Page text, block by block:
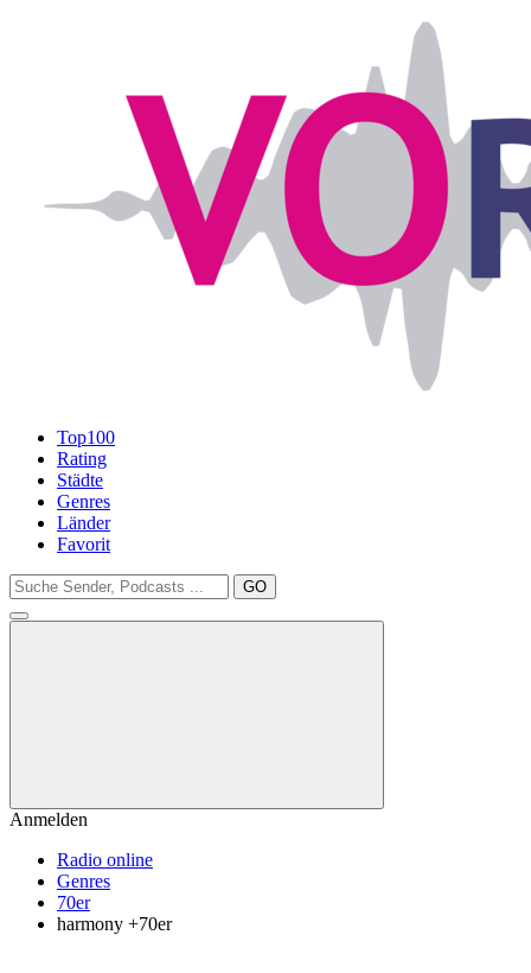
Top100
Rating
Städte
Genres
Länder
Favorit
GO
Anmelden
Radio online
Genres
70er
harmony +70er